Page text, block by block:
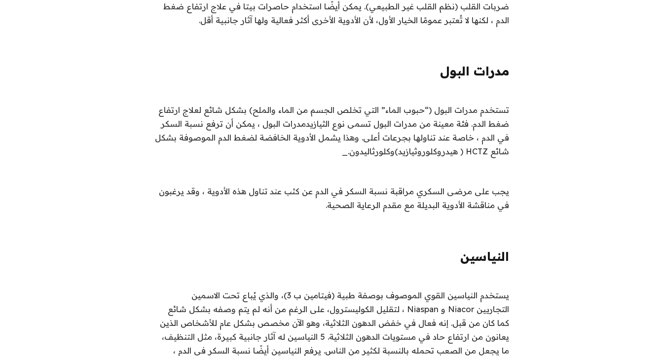
ضربات القلب (نظم القلب غير الطبيعي). يمكن أيضًا استخدام حاصرات بيتا في علاج ارتفاع ضغط
الدم ، لكنها لا تُعتبر عمومًا الخيار الأول، لأن الأدوية الأخرى أكثر فعالية ولها آثار جانبية أقل.
مدرات البول
تستخدم مدرات البول (“حبوب الماء” التي تخلص الجسم من الماء والملح) بشكل شائع لعلاج ارتفاع
ضغط الدم. فئة معينة من مدرات البول تسمى نوع الثيازيدمدرات البول ، يمكن أن ترفع نسبة السكر
في الدم ، خاصة عند تناولها بجرعات أعلى. وهذا يشمل الأدوية الخافضة لضغط الدم الموصوفة بشكل
شائع HCTZ ( هيدروكلوروثيازيد)وكلورثاليدون_.
يجب على مرضى السكري مراقبة نسبة السكر في الدم عن كثب عند تناول هذه الأدوية ، وقد يرغبون
في مناقشة الأدوية البديلة مع مقدم الرعاية الصحية.
النياسين
يستخدم النياسين القوي الموصوف بوصفة طبية (فيتامين ب 3)، والذي يُباع تحت الاسمين
التجاريين Niacor و Niaspan ، لتقليل الكوليسترول، على الرغم من أنه لم يتم وصفه بشكل شائع
كما كان من قبل. إنه فعال في خفض الدهون الثلاثية، وهو الآن مخصص بشكل عام للأشخاص الذين
يعانون من ارتفاع حاد في مستويات الدهون الثلاثية. 5 النياسين له آثار جانبية كبيرة، مثل التنظيف،
ما يجعل من الصعب تحمله بالنسبة لكثير من الناس. يرفع النياسين أيضًا نسبة السكر في الدم ،